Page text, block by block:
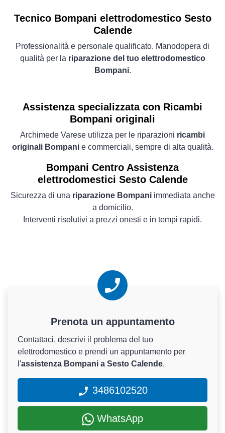
Tecnico Bompani elettrodomestico Sesto
Calende
Professionalità e personale qualificato. Manodopera di
qualità per la riparazione del tuo elettrodomestico
Bompani.
Assistenza specializzata con Ricambi
Bompani originali
Archimede Varese utilizza per le riparazioni ricambi
originali Bompanie commerciali, sempre di alta qualità.
Bompani Centro Assistenza
elettrodomestici Sesto Calende
Sicurezza di una riparazione Bompaniimmediata anche
a domicilio.
Interventi risolutivi a prezzi onesti e in tempi rapidi.
Prenota un appuntamento
Contattaci, descrivi il problema del tuo
elettrodomestico e prendi un appuntamento per
l'assistenza Bompani a Sesto Calende.
3486102520
WhatsApp